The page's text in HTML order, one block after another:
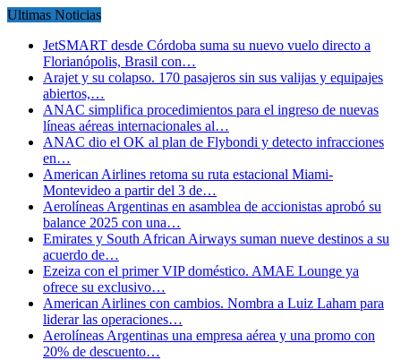
Ultimas Noticias
JetSMART desde Córdoba suma su nuevo vuelo directo a
Florianópolis, Brasil con…
Arajet y su colapso. 170 pasajeros sin sus valijas y equipajes
abiertos,…
ANAC simplifica procedimientos para el ingreso de nuevas
líneas aéreas internacionales al…
ANAC dio el OK al plan de Flybondi y detecto infracciones
en…
American Airlines retoma su ruta estacional Miami-
Montevideo a partir del 3 de…
Aerolíneas Argentinas en asamblea de accionistas aprobó su
balance 2025 con una…
Emirates y South African Airways suman nueve destinos a su
acuerdo de…
Ezeiza con el primer VIP doméstico. AMAE Lounge ya
ofrece su exclusivo…
American Airlines con cambios. Nombra a Luiz Laham para
liderar las operaciones…
Aerolíneas Argentinas una empresa aérea y una promo con
20% de descuento…